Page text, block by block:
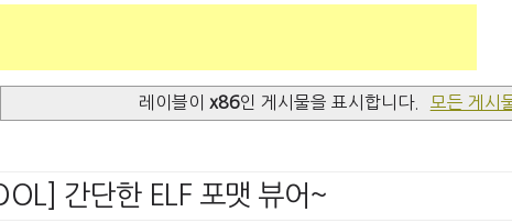
레이블이 x86인 게시물을 표시합니다. 모든 게시
간단한 ELF 포맷 뷰어~